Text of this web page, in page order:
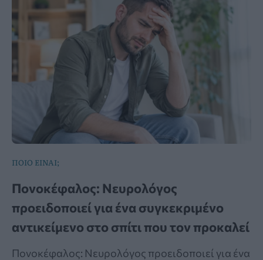
ΠΟΙΟ ΕΙΝΑΙ;
Πονοκέφαλος: Νευρολόγος
προειδοποιεί για ένα συγκεκριμένο
αντικείμενο στο σπίτι που τον προκαλεί
Πονοκέφαλος: Νευρολόγος προειδοποιεί για ένα